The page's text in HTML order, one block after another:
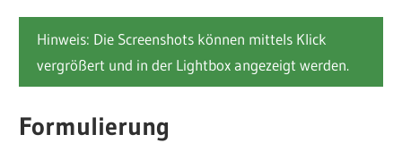
Hinweis: Die Screenshots können mittels Klick
vergrößert und in der Lightbox angezeigt werden.
Formulierung